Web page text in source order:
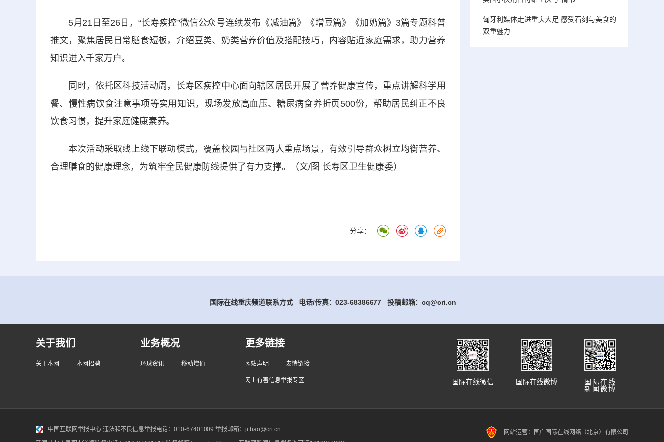
5月21日至26日，“长寿疾控”微信公众号连续发布《减油篇》《增豆篇》《加奶篇》3篇专题科普
推文，聚焦居民日常膳食短板，介绍豆类、奶类营养价值及搭配技巧，内容贴近家庭需求，助力营养
知识进入千家万户。
同时，依托区科技活动周，长寿区疾控中心面向辖区居民开展了营养健康宣传，重点讲解科学用
餐、慢性病饮食注意事项等实用知识，现场发放高血压、糖尿病食养折页500份，帮助居民纠正不良
饮食习惯，提升家庭健康素养。
本次活动采取线上线下联动模式，覆盖校园与社区两大重点场景，有效引导群众树立均衡营养、
合理膳食的健康理念，为筑牢全民健康防线提供了有力支撑。（文/图 长寿区卫生健康委）
分享：
匈牙利媒体走进重庆大足 感受石刻与美食的
双重魅力
国际在线重庆频道联系方式 电话/传真：023-68386677 投稿邮箱：cq@cri.cn
关于我们
关于本网 本网招聘
业务概况
环球资讯 移动增值
更多链接
网站声明 友情链接
网上有害信息举报专区
国际在线
新闻微博
国际在线微博
国际在线微信
中国互联网举报中心 违法和不良信息举报电话：010-67401009 举报邮箱：jubao@cri.cn
网站运营：国广国际在线网络（北京）有限公司